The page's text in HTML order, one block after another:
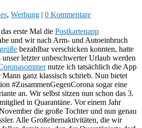
, Werbung | 0 Kommentare
erste Mal die Postkartenapp
und wir nach Arm- und Autoeinbruch
bezahlbar verschicken konnten, hatte
unser letzter unbeschwerter Urlaub werden
nutze ich tatsächlich die App
Mann ganz klassisch schrieb. Nun bietet
#ZusammenGegenCorona sogar eine
an. Wir selbst sitzen nun schon das 3.
in Quarantäne. Vor einem Jahr
die große Tochter und nun genau
Alle Großelternaktivitäten, die wir